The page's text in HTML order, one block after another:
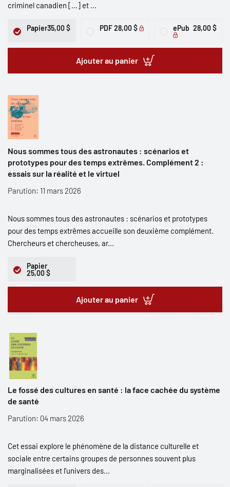
criminel canadien [...] et ...
Papier35,00 $ PDF28,00 $ ePub 28,00 $
Ajouter au panier
Nous sommes tous des astronautes : scénarios et
prototypes pour des temps extrêmes. Complément 2 :
essais sur la réalité et le virtuel
Parution: 11 mars 2026
Nous sommes tous des astronautes : scénarios et prototypes
pour des temps extrêmes accueille son deuxième complément.
Chercheurs et chercheuses, ar...
Papier
25,00 $
Ajouter au panier
Le fossé des cultures en santé : la face cachée du système
de santé
Parution: 04 mars 2026
Cet essai explore le phénomène de la distance culturelle et
sociale entre certains groupes de personnes souvent plus
marginalisées et l’univers des...